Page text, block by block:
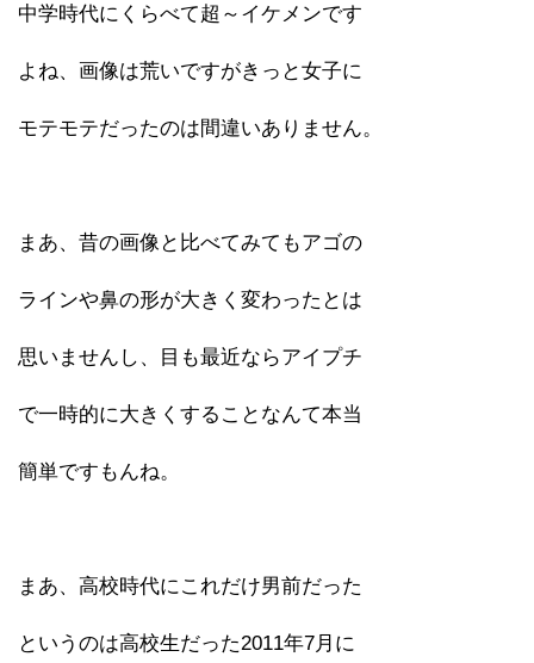
中学時代にくらべて超～イケメンです
よね、画像は荒いですがきっと女子に
モテモテだったのは間違いありません。
まあ、昔の画像と比べてみてもアゴの
ラインや鼻の形が大きく変わったとは
思いませんし、目も最近ならアイプチ
で一時的に大きくすることなんて本当
簡単ですもんね。
まあ、高校時代にこれだけ男前だった
というのは高校生だった2011年7月に